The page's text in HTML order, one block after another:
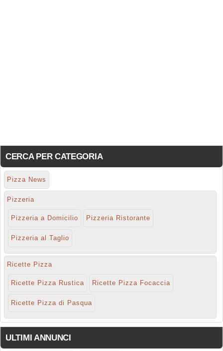
CERCA PER CATEGORIA
Pizza News
Pizzeria
Pizzeria a Domicilio Pizzeria Ristorante
Pizzeria al Taglio
Ricette Pizza
Ricette Pizza Rustica Ricette Pizza Focaccia
Ricette Pizza di Pasqua
ULTIMI ANNUNCI